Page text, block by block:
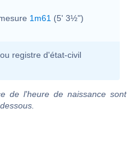
1m61 (5' 3½")
registre d'état-civil
de l'heure de naissance sont